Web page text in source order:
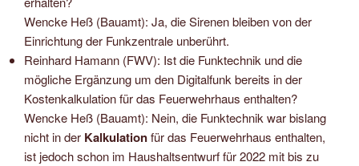
Wencke Heß (Bauamt): Ja, die Sirenen bleiben von der
Einrichtung der Funkzentrale unberührt.
Reinhard Hamann (FWV): Ist die Funktechnik und die
mögliche Ergänzung um den Digitalfunk bereits in der
Kostenkalkulation für das Feuerwehrhaus enthalten?
Wencke Heß (Bauamt): Nein, die Funktechnik war bislang
nicht in der Kalkulationfür das Feuerwehrhaus enthalten,
ist jedoch schon im Haushaltsentwurf für 2022 mit bis zu